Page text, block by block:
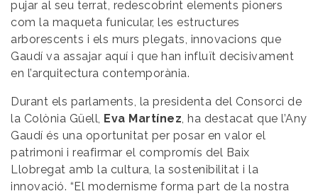
pujar al seu terrat, redescobrint elements pioners
com la maqueta funicular, les estructures
arborescents i els murs plegats, innovacions que
Gaudí va assajar aquí i que han influït decisivament
en l’arquitectura contemporània.
Durant els parlaments, la presidenta del Consorci de
la Colònia Güell, Eva Martínez, ha destacat que l’Any
Gaudí és una oportunitat per posar en valor el
patrimoni i reafirmar el compromís del Baix
Llobregat amb la cultura, la sostenibilitat i la
innovació. “El modernisme forma part de la nostra